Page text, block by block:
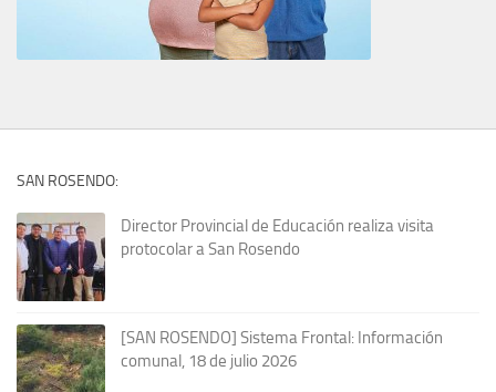
SAN ROSENDO:
Director Provincial de Educación realiza visita
protocolar a San Rosendo
[SAN ROSENDO] Sistema Frontal: Información
comunal, 18 de julio 2026